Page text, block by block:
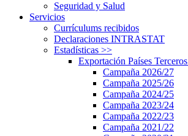
Seguridad y Salud
Servicios
Currículums recibidos
Declaraciones INTRASTAT
Estadísticas >>
Exportación Países Terceros
Campaña 2026/27
Campaña 2025/26
Campaña 2024/25
Campaña 2023/24
Campaña 2022/23
Campaña 2021/22